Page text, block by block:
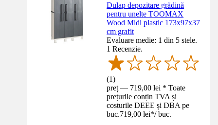
Dulap depozitare grădină
pentru unelte TOOMAX
Wood Midi plastic 173x97x37
cm grafit
Evaluare medie: 1 din 5 stele.
1 Recenzie.
(1)
preț — 719,00 lei * Toate
prețurile conțin TVA și
costurile DEEE și DBA pe
buc.719,00 lei*/ buc.